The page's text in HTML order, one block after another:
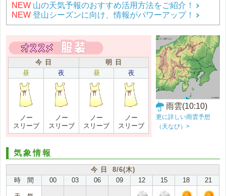
NEW 山の天気予報のおすすめ活用方法をご紹介！
NEW 登山シーズンに向け、情報がパワーアップ！
今 日
明 日
昼
夜 昼 夜
ノー
スリーブ
ノー
スリーブ
ノー
スリーブ
ノー
スリーブ
雨雲(10:10)
更に詳しい雨雲予想
（天なび）>
気象情報
今 日 8/6(木)
時 間
00 03 06 09 12 15 18 21